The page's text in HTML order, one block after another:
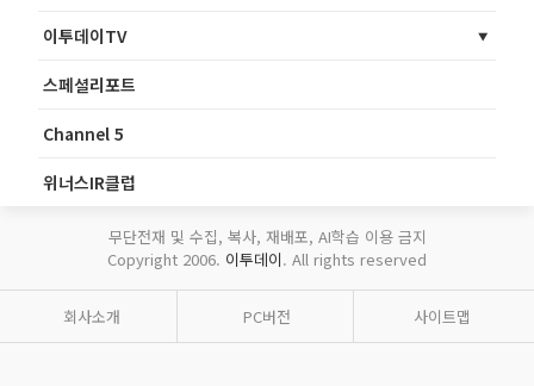
이투데이TV
스페셜리포트
Channel 5
위너스IR클럽
무단전재 및 수집, 복사, 재배포, AI학습 이용 금지
Copyright 2006. 이투데이. All rights reserved
회사소개 PC버전 사이트맵